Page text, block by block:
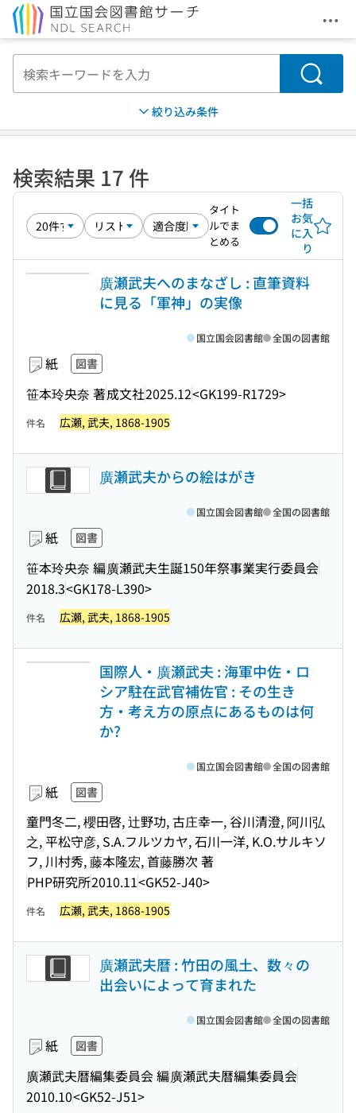
メ
検索
絞り込み条件
検索結果 17 件
タイト
ルでま
とめる
一括
お気
に入
り
廣瀬武夫へのまなざし : 直筆資料
に見る「軍神」の実像
紙 図書
笹本玲央奈 著成文社2025.12<GK199-R1729>
国立国会図書館 全国の図書館
件名 広瀬, 武夫, 1868-1905
廣瀬武夫からの絵はがき
紙 図書
笹本玲央奈 編廣瀬武夫生誕150年祭事業実行委員会
2018.3<GK178-L390>
国立国会図書館 全国の図書館
件名 広瀬, 武夫, 1868-1905
国際人・廣瀬武夫 : 海軍中佐・ロ
シア駐在武官補佐官 : その生き
方・考え方の原点にあるものは何
か?
紙 図書
童門冬二, 櫻田啓, 辻野功, 古庄幸一, 谷川清澄, 阿川弘
之, 平松守彦, S.A.フルツカヤ, 石川一洋, K.O.サルキソ
フ, 川村秀, 藤本隆宏, 首藤勝次 著
PHP研究所2010.11<GK52-J40>
国立国会図書館 全国の図書館
件名 広瀬, 武夫, 1868-1905
廣瀬武夫暦 : 竹田の風土、数々の
出会いによって育まれた
紙 図書
廣瀬武夫暦編集委員会 編廣瀬武夫暦編集委員会
2010.10<GK52-J51>
国立国会図書館 全国の図書館